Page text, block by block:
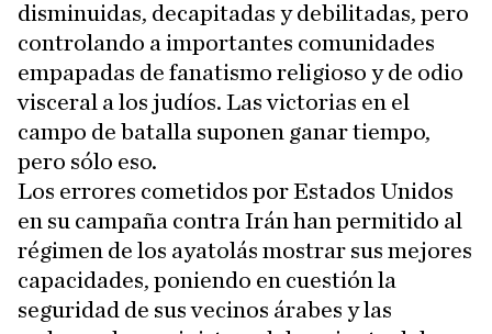
disminuidas, decapitadas y debilitadas, pero
controlando a importantes comunidades
empapadas de fanatismo religioso y de odio
visceral a los judíos. Las victorias en el
campo de batalla suponen ganar tiempo,
pero sólo eso.
Los errores cometidos por Estados Unidos
en su campaña contra Irán han permitido al
régimen de los ayatolás mostrar sus mejores
capacidades, poniendo en cuestión la
seguridad de sus vecinos árabes y las